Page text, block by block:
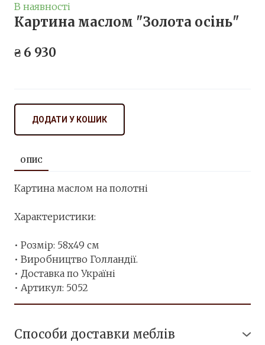
В наявності
Картина маслом "Золота осінь"
₴ 6 930
ДОДАТИ У КОШИК
ОПИС
Картина маслом на полотні
Характеристики:
• Розмір: 58х49 см
• Виробництво Голландії.
• Доставка по Україні
• Артикул: 5052
Способи доставки меблів